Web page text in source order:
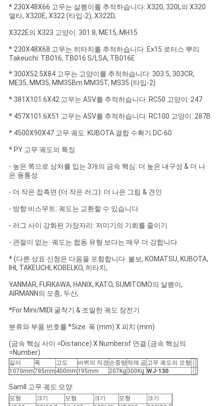
이
트
맵
PRIVACY
POLICY
* 230X48X66 고무는 살쾡이를 추적하습니다: X320, 320L의 X320
델타, X320E, X322 (타입-2), X322D,
X322E의 X323 고양이: 301.8, ME15, MH15
* 230X48X68 고무는 히타치를 추적하습니다: Ex15 로터스 뿌리
Takeuchi: TB016, TB016 S/LSA, TB016E
* 300X52.5X84 고무는 고양이를 추적하습니다: 303.5, 303CR,
ME35, MM35, MM35Bm MM35T, MS35 (타입-2)
* 381X101.6X42 고무는 ASV를 추적하습니다: RC50 고양이: 247
* 457X101.6X51 고무는 ASV를 추적하습니다: RC100 고양이: 287B
* 4500X90X47 고무 궤도: KUBOTA 결합 수확기 DC-60
* PY 고무 궤도의 특징
- 높은 쪽으로 상처를 입는 3개의 금속 핵심: 더 높은 내구성 & 더 나
은 융통성
- 더 작은 접촉면 (더 작은 러그): 더 나은 그립 & 견인
- 방향 비스무트: 궤도는 교환할 수 있습니다
- 러그 사이 강화된 가장자리: 저미기의 기회를 줄이기
- 관절이 없는: 궤도는 합동 유형 보다는 매우 더 강합니다
* (다른 상표 신청은 다음을 포함합니다: 볼보, KOMATSU, KUBOTA,
IHI, TAKEUCHI, KOBELKO, 히타치,
YANMAR, FURKAWA, HANIX, KATO, SUMITOMO의 살쾡이,
AIRMANN의 모충, 두산,
*For Mini/MIDI 굴착기 & 조밀한 궤도 장전기
분류와 부품 번호를 *Size: 폭 (mm) X 피치 (mm)
(금속 핵심 사이 =Distance) X Numberof 연결 (금속 핵심의
=Number)
길이 폭 고도 바퀴의 직경 순중량적재 곰 고무 궤도의 모형
1070mm785mm 400mm 195mm 207Kg 300Kg WJ-130
Samll 고무 궤도 모양:
모형 크기 모형 크기 모형
크기